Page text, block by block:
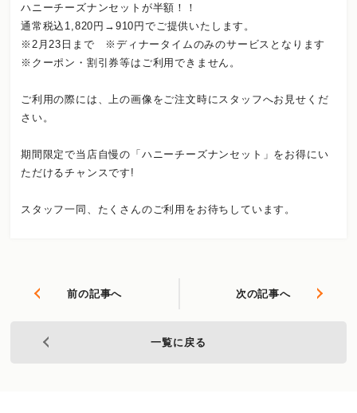
ハニーチーズナンセットが半額！！
通常税込1,820円→910円でご提供いたします。
※2月23日まで ※ディナータイムのみのサービスとなります
※クーポン・割引券等はご利用できません。
ご利用の際には、上の画像をご注文時にスタッフへお見せくだ
さい。
期間限定で当店自慢の「ハニーチーズナンセット」をお得にい
ただけるチャンスです!
スタッフ一同、たくさんのご利用をお待ちしています。
前の記事へ 次の記事へ
一覧に戻る